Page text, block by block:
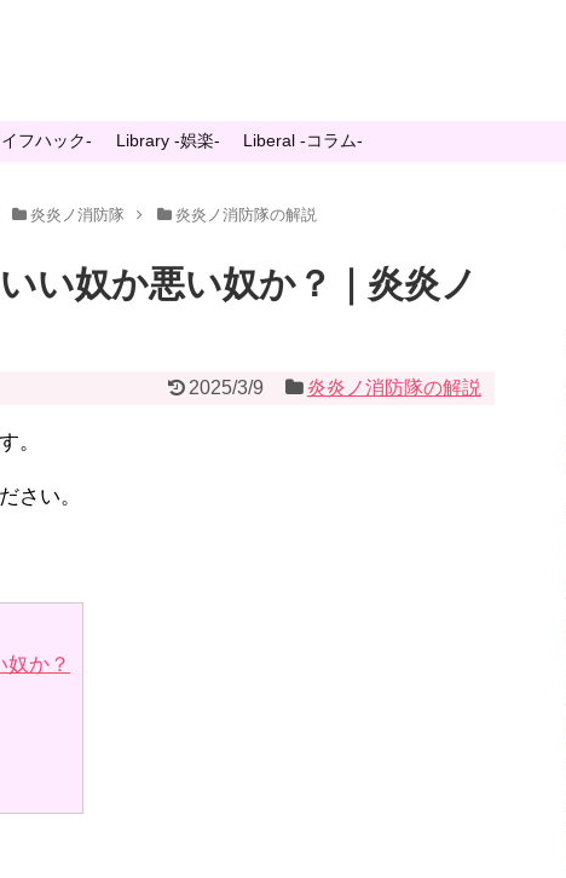
フハック- Library -娯楽- Liberal -コラム-
炎炎ノ消防隊 炎炎ノ消防隊の解説
い奴か悪い奴か？｜炎炎ノ
2025/3/9 炎炎ノ消防隊の解説
。
さい。
か？